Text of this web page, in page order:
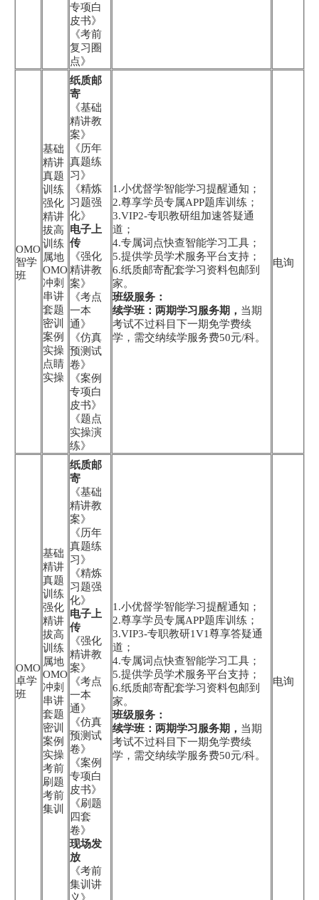
专项白
皮书》
《考前
复习圈
点》
OMO
智学
班
基础
精讲
真题
训练
强化
精讲
拔高
训练
属地
OMO
冲刺
串讲
套题
密训
案例
实操
点睛
实操
纸质邮
寄
《基础
精讲教
案》
《历年
真题练
习》
《精炼
习题强
化》
电子上
传
《强化
精讲教
案》
《考点
一本
通》
《仿真
预测试
卷》
《案例
专项白
皮书》
《题点
实操演
练》
1.小优督学智能学习提醒通知；
2.尊享学员专属APP题库训练；
3.VIP2-专职教研组加速答疑通
道；
4.专属词点快查智能学习工具；
5.提供学员学术服务平台支持；
6.纸质邮寄配套学习资料包邮到
家。
班级服务：
续学班：两期学习服务期， 当期
考试不过科目下一期免学费续
学，需交纳续学服务费50元/科。
电询
OMO
卓学
班
基础
精讲
真题
训练
强化
精讲
拔高
训练
属地
OMO
冲刺
串讲
套题
密训
案例
实操
考前
刷题
考前
集训
纸质邮
寄
《基础
精讲教
案》
《历年
真题练
习》
《精炼
习题强
化》
电子上
传
《强化
精讲教
案》
《考点
一本
通》
《仿真
预测试
卷》
《案例
专项白
皮书》
《刷题
四套
卷》
现场发
放
《考前
集训讲
义》
1.小优督学智能学习提醒通知；
2.尊享学员专属APP题库训练；
3.VIP3-专职教研1V1尊享答疑通
道；
4.专属词点快查智能学习工具；
5.提供学员学术服务平台支持；
6.纸质邮寄配套学习资料包邮到
家。
班级服务：
续学班：两期学习服务期， 当期
考试不过科目下一期免学费续
学，需交纳续学服务费50元/科。
电询